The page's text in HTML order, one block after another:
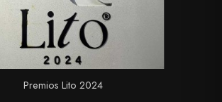
Premios Lito 2024